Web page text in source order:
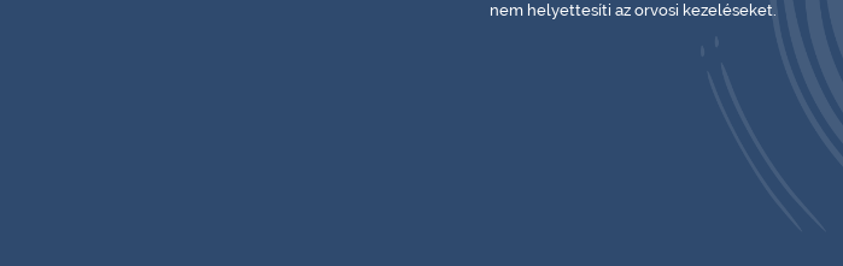
nem helyettesíti az orvosi kezeléseket.